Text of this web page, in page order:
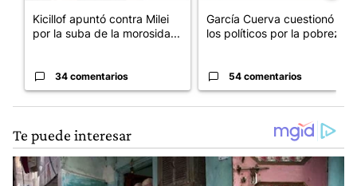
Kicillof apuntó contra Milei
por la suba de la morosida...
34 comentarios
García Cuerva cuestionó a
los políticos por la pobreza
54 comentarios